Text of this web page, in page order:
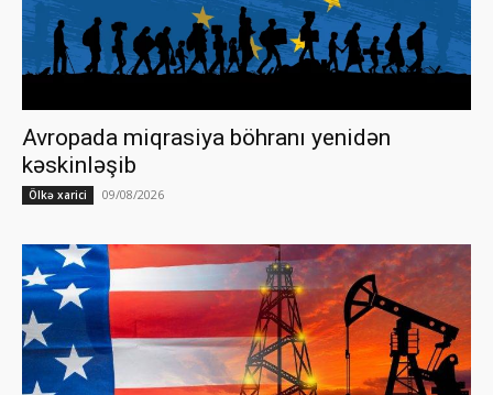
Avropada miqrasiya böhranı yenidən
kəskinləşib
Ölkə xarici 09/08/2026